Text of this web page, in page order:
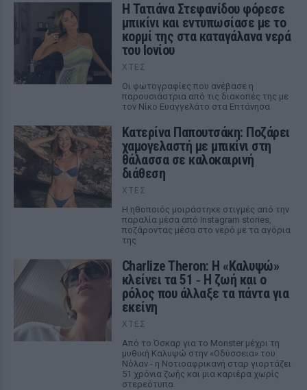
Η Τατιάνα Στεφανίδου φόρεσε
μπικίνι και εντυπωσίασε με το
κορμί της στα καταγάλανα νερά
του Ιονίου
ΧΤΕΣ
Οι φωτογραφίες που ανέβασε η
παρουσιάστρια από τις διακοπές της με
τον Νίκο Ευαγγελάτο στα Επτάνησα
Κατερίνα Παπουτσάκη: Ποζάρει
χαμογελαστή με μπικίνι στη
θάλασσα σε καλοκαιρινή
διάθεση
ΧΤΕΣ
Η ηθοποιός μοιράστηκε στιγμές από την
παραλία μέσα από Instagram stories,
ποζάροντας μέσα στο νερό με τα αγόρια
της
Charlize Theron: Η «Καλυψώ»
κλείνει τα 51 ‑ H ζωή και ο
ρόλος που άλλαξε τα πάντα για
εκείνη
ΧΤΕΣ
Από το Όσκαρ για το Monster μέχρι τη
μυθική Καλυψώ στην «Οδύσσεια» του
Νόλαν - η Νοτιοαφρικανή σταρ γιορτάζει
51 χρόνια ζωής και μια καριέρα χωρίς
στερεότυπα.